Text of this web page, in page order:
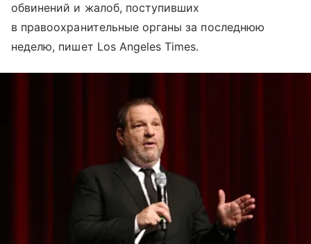
обвинений и жалоб, поступивших
в правоохранительные органы за последнюю
неделю, пишет Los Angeles Times.